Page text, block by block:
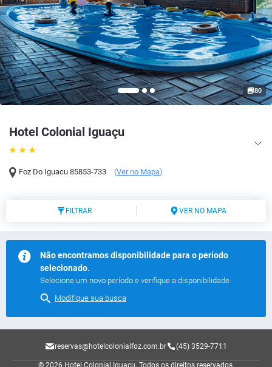
Hotel Colonial Iguaçu
Foz Do Iguacu 85853-733 (Ver no Mapa)
80
FILTRAR VER NO MAPA
Não encontramos disponibilidade para o período
selecionado.
Selecione um novo período e verifique a disponibilidade.
Modifique sua busca
reservas@hotelcolonialfoz.com.br (45) 3529-7711
© 2026 Hotel Colonial Iguaçu. Todos os direitos reservados.